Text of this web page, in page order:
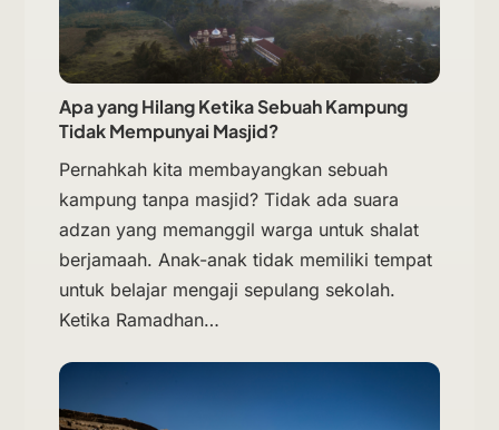
Apa yang Hilang Ketika Sebuah Kampung
Tidak Mempunyai Masjid?
Pernahkah kita membayangkan sebuah
kampung tanpa masjid? Tidak ada suara
adzan yang memanggil warga untuk shalat
berjamaah. Anak-anak tidak memiliki tempat
untuk belajar mengaji sepulang sekolah.
Ketika Ramadhan…